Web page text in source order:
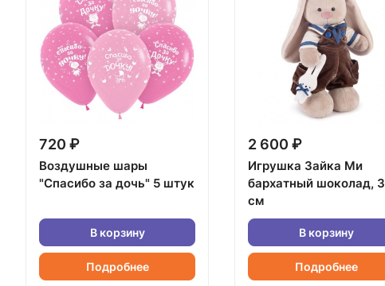
720 ₽
Воздушные шары
"Спасибо за дочь" 5 штук
В корзину
Подробнее
2 600 ₽
Игрушка Зайка Ми
бархатный шоколад,
см
В корзину
Подробнее